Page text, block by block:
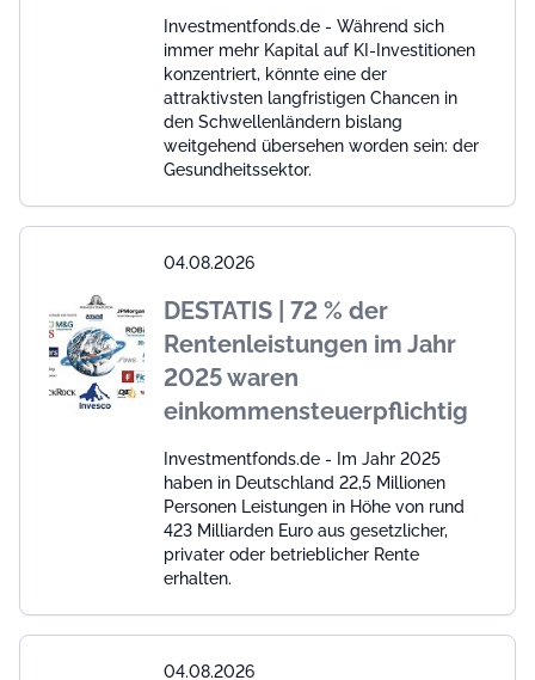
Investmentfonds.de - Während sich
immer mehr Kapital auf KI-Investitionen
konzentriert, könnte eine der
attraktivsten langfristigen Chancen in
den Schwellenländern bislang
weitgehend übersehen worden sein: der
Gesundheitssektor.
04.08.2026
DESTATIS | 72 % der
Rentenleistungen im Jahr
2025 waren
einkommensteuerpflichtig
Investmentfonds.de - Im Jahr 2025
haben in Deutschland 22,5 Millionen
Personen Leistungen in Höhe von rund
423 Milliarden Euro aus gesetzlicher,
privater oder betrieblicher Rente
erhalten.
04.08.2026